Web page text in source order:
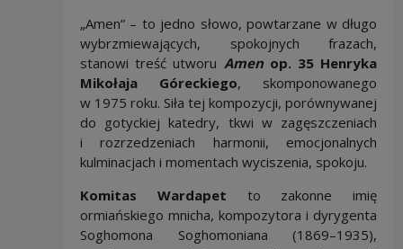
„Amen” – to jedno słowo, powtarzane w długo
wybrzmiewających, spokojnych frazach,
stanowi treść utworu Amenop. 35 Henryka
Mikołaja Góreckiego, skomponowanego
w 1975 roku. Siła tej kompozycji, porównywanej
do gotyckiej katedry, tkwi w zagęszczeniach
i rozrzedzeniach harmonii, emocjonalnych
kulminacjach i momentach wyciszenia, spokoju.
Komitas Wardapet to zakonne imię
ormiańskiego mnicha, kompozytora i dyrygenta
Soghomona Soghomoniana (1869–1935),